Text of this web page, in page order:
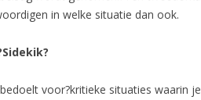
in welke situatie dan ook.
voor?kritieke situaties waarin